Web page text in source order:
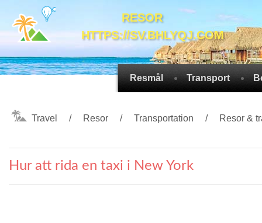
RESOR
HTTPS://SV.BHLYQJ.COM
Resmål Transport
Travel Resor Transportation Resor &
Hur att rida en taxi i New York